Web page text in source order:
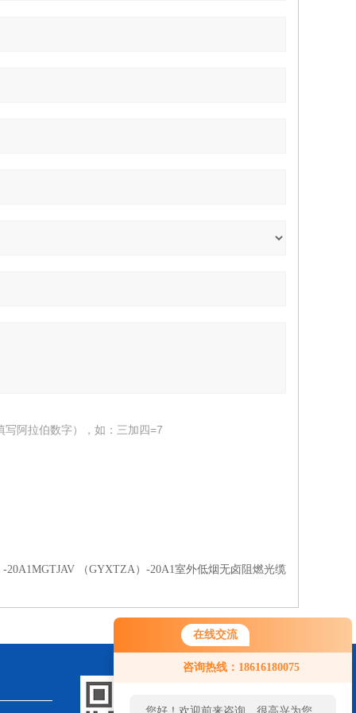
在线交流
咨询热线：18616180075
写阿拉伯数字），如：三加四=7
20A1MGTJAV （GYXTZA）-20A1室外低烟无卤阻燃光缆